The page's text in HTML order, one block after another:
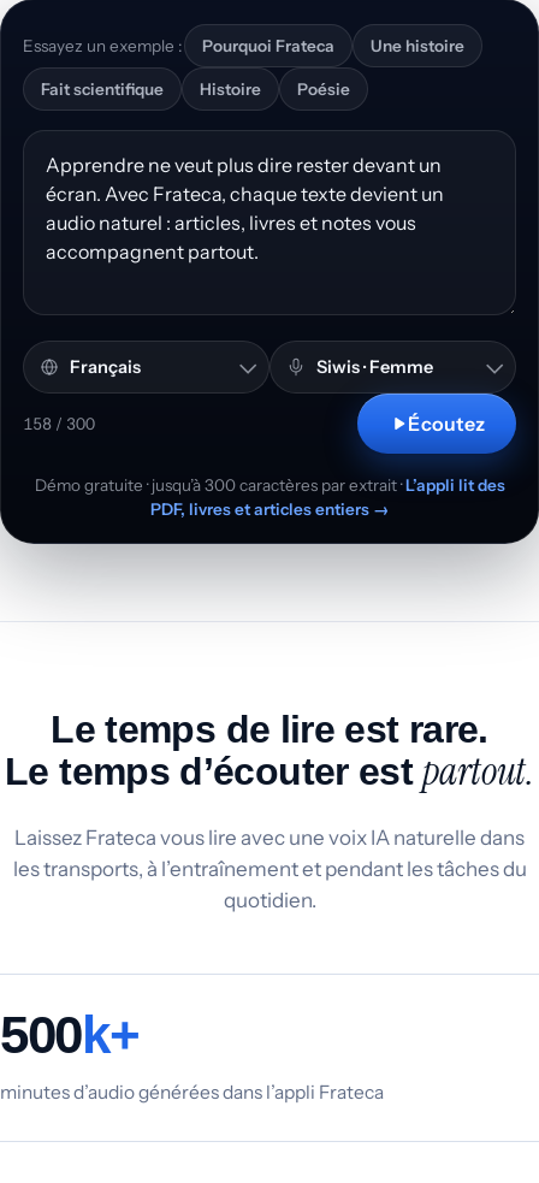
Essayez un exemple : Pourquoi Frateca Une histoire
Fait scientifique Histoire Poésie
Texte à convertir en voix
Langue et accent Voix
158 / 300 Écoutez
Démo gratuite · jusqu’à 300 caractères par extrait ·L’appli lit des
PDF, livres et articles entiers →
Le temps de lire est rare.
Le temps d’écouter est partout.
Laissez Frateca vous lire avec une voix IA naturelle dans
les transports, à l’entraînement et pendant les tâches du
quotidien.
500k+
minutes d’audio générées dans l’appli Frateca